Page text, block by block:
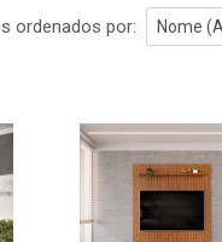
ordenados por: